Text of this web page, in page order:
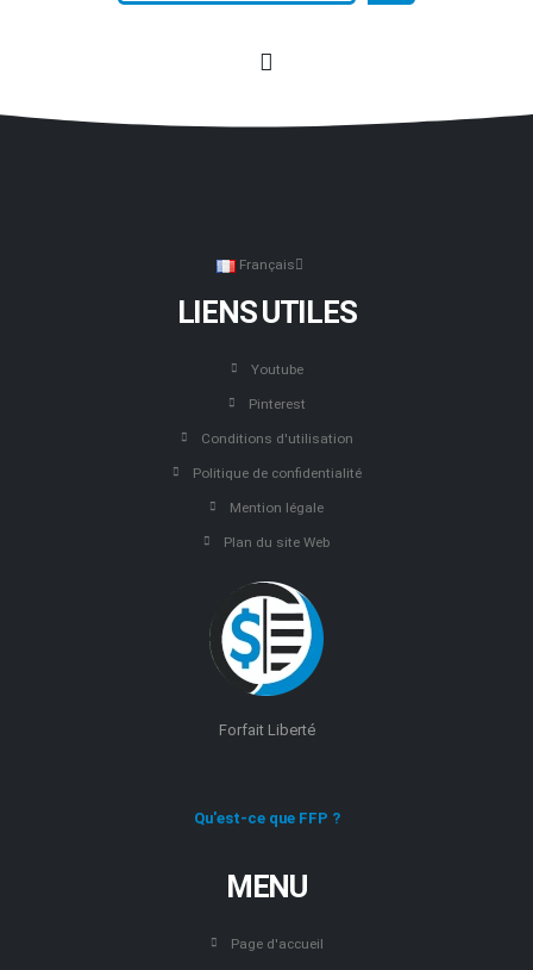
Français
LIENS UTILES
Youtube
Pinterest
Conditions d'utilisation
Politique de confidentialité
Mention légale
Plan du site Web
Forfait Liberté
Qu'est-ce que FFP ?
MENU
Page d'accueil